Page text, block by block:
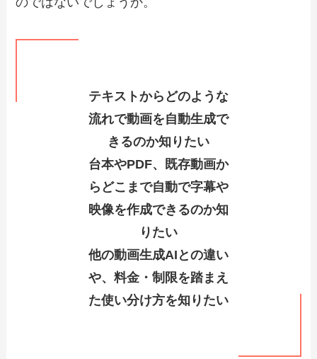
テキストからどのような
流れで動画を自動生成で
きるのか知りたい
台本やPDF、既存動画か
らどこまで自動で字幕や
映像を作成できるのか知
りたい
他の動画生成AIとの違い
や、料金・制限を踏まえ
た使い分け方を知りたい